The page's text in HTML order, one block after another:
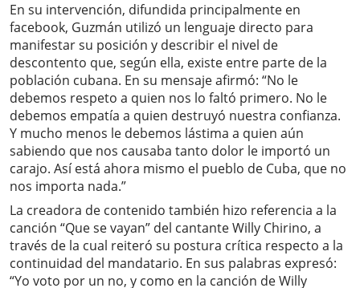
En su intervención, difundida principalmente en
facebook, Guzmán utilizó un lenguaje directo para
manifestar su posición y describir el nivel de
descontento que, según ella, existe entre parte de la
población cubana. En su mensaje afirmó: “No le
debemos respeto a quien nos lo faltó primero. No le
debemos empatía a quien destruyó nuestra confianza.
Y mucho menos le debemos lástima a quien aún
sabiendo que nos causaba tanto dolor le importó un
carajo. Así está ahora mismo el pueblo de Cuba, que no
nos importa nada.”
La creadora de contenido también hizo referencia a la
canción “Que se vayan” del cantante Willy Chirino, a
través de la cual reiteró su postura crítica respecto a la
continuidad del mandatario. En sus palabras expresó:
“Yo voto por un no, y como en la canción de Willy